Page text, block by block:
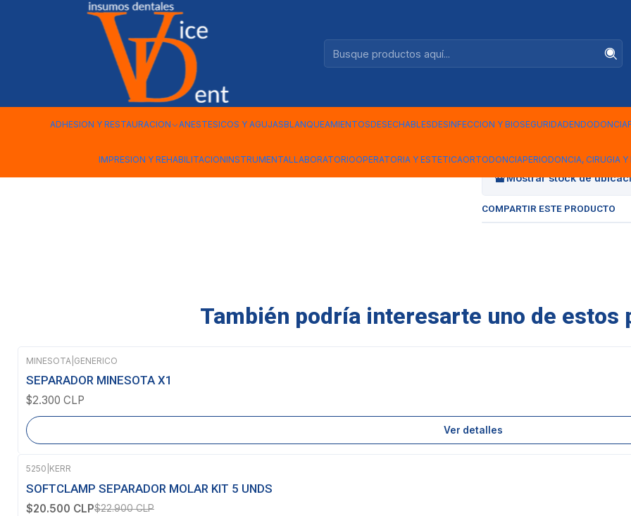
ADHESION Y RESTAURACION ANESTESICOS Y AGUJASBLANQUEAMIENTOSDESECHABLESDESINFECCION Y BIOSEGURIDADENDODONCIA
IMPRESION Y REHABILITACIONINSTRUMENTALLABORATORIOOPERATORIA Y ESTETICAORTODONCIAPERIODONCIA, CIRUGIA Y
INSTRUMENTAL SEPARADOR FARABEUF X2
Mostrar stock de
COMPARTIR ESTE PRODUCTO
También podría interesarte uno de estos
Agotado
MINESOTA GENERICO
SEPARADOR MINESOTA X1
$2.300 CLP
Ver detalles
-10% OFF
Agotado
5250 KERR
SOFTCLAMP SEPARADOR MOLAR KIT 5 UNDS
$20.500 CLP$22.900 CLP